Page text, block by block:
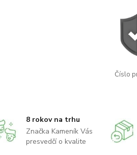
Číslo
8 rokov na trhu
Značka Kameník Vás
presvedčí o kvalite